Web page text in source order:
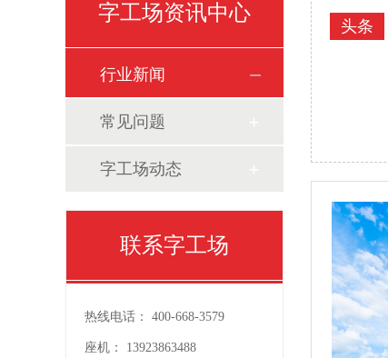
字工场资讯中心
行业新闻
常见问题
字工场动态
联系字工场
热线电话： 400-668-3579
座机： 13923863488
头条